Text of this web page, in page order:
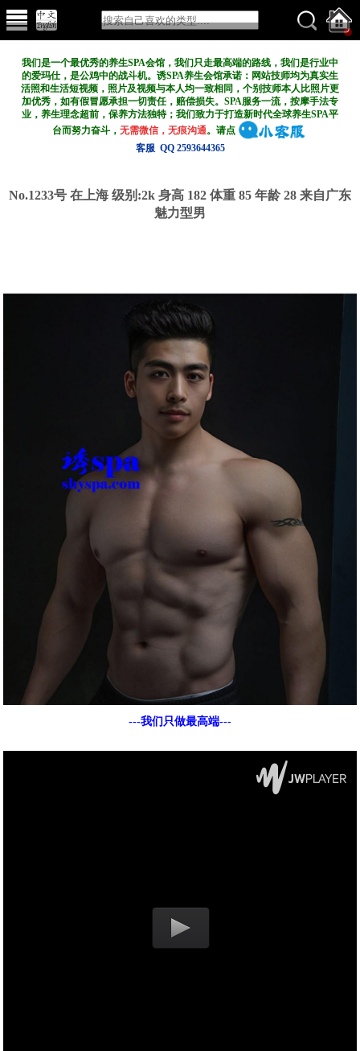
我们是一个最优秀的养生SPA会馆，我们只走最高端的路线，我们是行业中
的爱玛仕，是公鸡中的战斗机。诱SPA养生会馆承诺：网站技师均为真实生
活照和生活短视频，照片及视频与本人均一致相同，个别技师本人比照片更
加优秀，如有假冒愿承担一切责任，赔偿损失。SPA服务一流，按摩手法专
业，养生理念超前，保养方法独特；我们致力于打造新时代全球养生SPA平
台而努力奋斗，无需微信，无痕沟通。请点
客服 QQ 2593644365
No.1233号 在上海 级别:2k 身高 182 体重 85 年龄 28 来自广东
魅力型男
---我们只做最高端---